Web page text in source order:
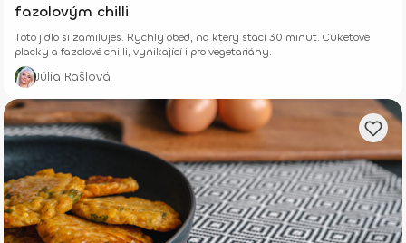
fazolovým chilli
Toto jídlo si zamiluješ. Rychlý oběd, na který stačí 30 minut. Cuketové
placky a fazolové chilli, vynikající i pro vegetariány.
Júlia Rašlová